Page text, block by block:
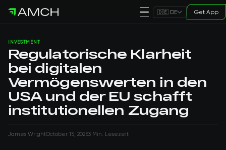
🇩🇪 DE Get App
INVESTMENT
Regulatorische Klarheit
bei digitalen
Vermögenswerten in den
USA und der EU schafft
institutionellen Zugang
James WrightOctober 15, 20253 Min. Lesezeit